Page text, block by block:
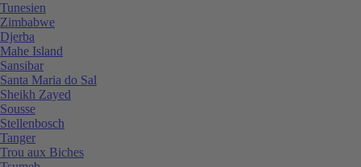
Tunesien
Zimbabwe
Djerba
Mahe Island
Sansibar
Santa Maria do Sal
Sheikh Zayed
Sousse
Stellenbosch
Tanger
Trou aux Biches